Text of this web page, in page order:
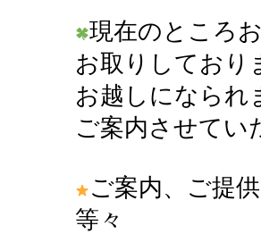
現在のところ
お取りしており
お越しになられ
ご案内させてい
ご案内、ご提
等々